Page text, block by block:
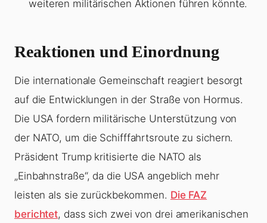
weiteren militärischen Aktionen führen könnte.
Reaktionen und Einordnung
Die internationale Gemeinschaft reagiert besorgt
auf die Entwicklungen in der Straße von Hormus.
Die USA fordern militärische Unterstützung von
der NATO, um die Schifffahrtsroute zu sichern.
Präsident Trump kritisierte die NATO als
„Einbahnstraße“, da die USA angeblich mehr
leisten als sie zurückbekommen. Die FAZ
berichtet, dass sich zwei von drei amerikanischen